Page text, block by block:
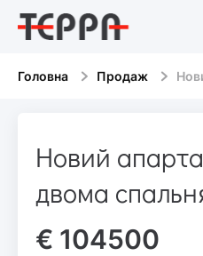
Головна Продаж
Новий
двома
€ 104500